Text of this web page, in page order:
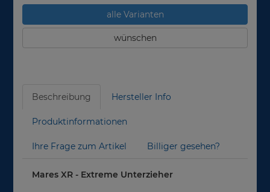
alle Varianten
wünschen
Beschreibung Hersteller Info
Produktinformationen
Ihre Frage zum Artikel Billiger gesehen?
Mares XR - Extreme Unterzieher